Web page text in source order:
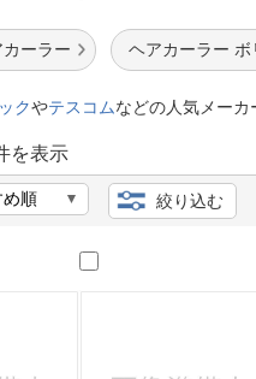
お客様サポート
ご利用ガイド
よくある質問・お問
ーラー ヘアカーラー ボ
クやテスコムなどの人気メーカ
を表示
絞り込む